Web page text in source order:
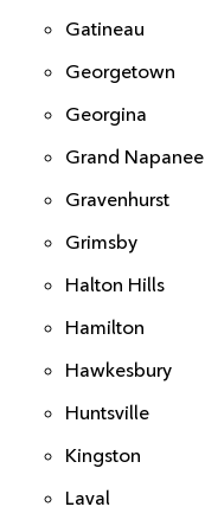
Gatineau
Georgetown
Georgina
Grand Napanee
Gravenhurst
Grimsby
Halton Hills
Hamilton
Hawkesbury
Huntsville
Kingston
Laval